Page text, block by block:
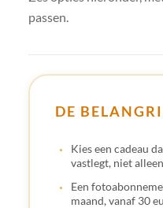
passen.
DE
Kies een cadeau
vastlegt, niet
Een
maand, vanaf 30